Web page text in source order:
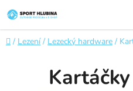
na
obsah
Domů
/ Lezení / Lezecký hardware /